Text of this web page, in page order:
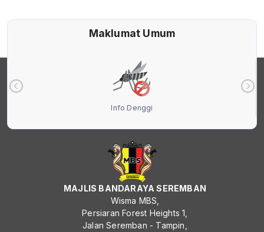
Maklumat Umum
Info Denggi
MAJLIS BANDARAYA SEREMBAN
Wisma MBS,
Persiaran Forest Heights 1,
Jalan Seremban - Tampin,